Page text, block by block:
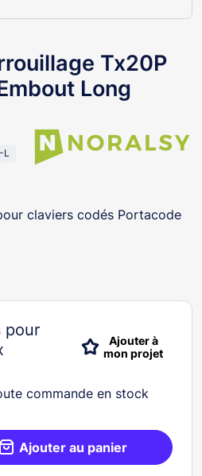
Tx20P
Long
claviers codés Portacode
pour
Ajouter à
mon projet
commande en stock
Ajouter au panier